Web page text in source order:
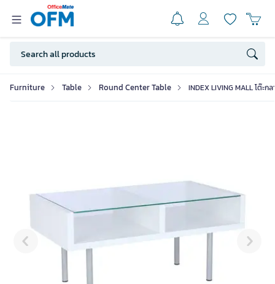
Furniture Table Round Center Table INDEX LIVING MALL โต๊ะ